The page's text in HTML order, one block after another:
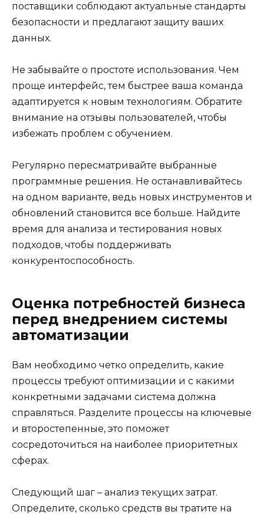
поставщики соблюдают актуальные стандарты
безопасности и предлагают защиту ваших
данных.
Не забывайте о простоте использования. Чем
проще интерфейс, тем быстрее ваша команда
адаптируется к новым технологиям. Обратите
внимание на отзывы пользователей, чтобы
избежать проблем с обучением.
Регулярно пересматривайте выбранные
программные решения. Не останавливайтесь
на одном варианте, ведь новых инструментов и
обновлений становится все больше. Найдите
время для анализа и тестирования новых
подходов, чтобы поддерживать
конкурентоспособность.
Оценка потребностей бизнеса
перед внедрением системы
автоматизации
Вам необходимо четко определить, какие
процессы требуют оптимизации и с какими
конкретными задачами система должна
справляться. Разделите процессы на ключевые
и второстепенные, это поможет
сосредоточиться на наиболее приоритетных
сферах.
Следующий шаг – анализ текущих затрат.
Определите, сколько средств вы тратите на